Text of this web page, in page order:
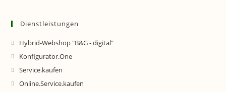
Dienstleistungen
Hybrid-Webshop "B&G - digital"
Konfigurator.One
Service.kaufen
Online.Service.kaufen